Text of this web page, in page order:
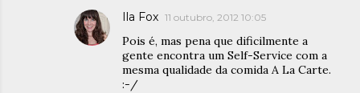
Ila Fox 11 outubro, 2012 10:05
Pois é, mas pena que dificilmente a
gente encontra um Self-Service com a
mesma qualidade da comida A La Carte.
:-/